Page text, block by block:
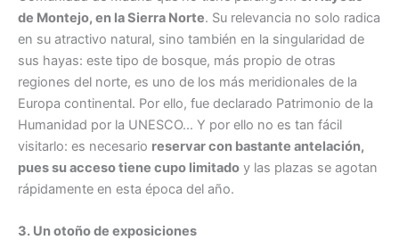
de Montejo, en la Sierra Norte. Su relevancia no solo radica
en su atractivo natural, sino también en la singularidad de
sus hayas: este tipo de bosque, más propio de otras
regiones del norte, es uno de los más meridionales de la
Europa continental. Por ello, fue declarado Patrimonio de la
Humanidad por la UNESCO… Y por ello no es tan fácil
visitarlo: es necesario reservar con bastante antelación,
pues su acceso tiene cupo limitado y las plazas se agotan
rápidamente en esta época del año.
3. Un otoño de exposiciones